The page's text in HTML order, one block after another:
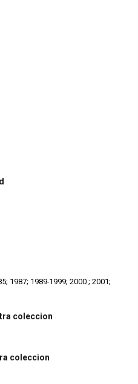
1987; 1989-1999; 2000 ; 2001;
coleccion
coleccion